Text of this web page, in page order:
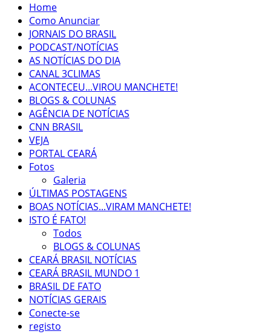
Home
Como Anunciar
JORNAIS DO BRASIL
PODCAST/NOTÍCIAS
AS NOTÍCIAS DO DIA
CANAL 3CLIMAS
ACONTECEU...VIROU MANCHETE!
BLOGS & COLUNAS
AGÊNCIA DE NOTÍCIAS
CNN BRASIL
VEJA
PORTAL CEARÁ
Fotos
Galeria
ÚLTIMAS POSTAGENS
BOAS NOTÍCIAS...VIRAM MANCHETE!
ISTO É FATO!
Todos
BLOGS & COLUNAS
CEARÁ BRASIL NOTÍCIAS
CEARÁ BRASIL MUNDO 1
BRASIL DE FATO
NOTÍCIAS GERAIS
Conecte-se
registo